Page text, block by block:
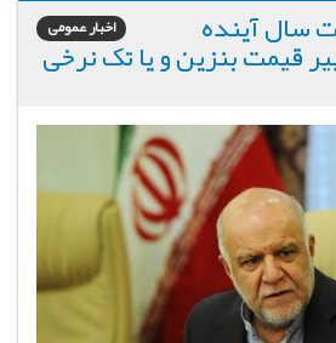
اخبار عمومی سال آینده
قیمت بنزین و یا تک نرخی